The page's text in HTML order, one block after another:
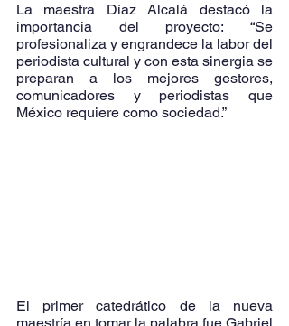
La maestra Díaz Alcalá destacó la
importancia del proyecto: “Se
profesionaliza y engrandece la labor del
periodista cultural y con esta sinergia se
preparan a los mejores gestores,
comunicadores y periodistas que
México requiere como sociedad.”
El primer catedrático de la nueva